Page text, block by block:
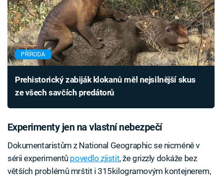
PŘÍRODA
Prehistorický zabiják klokanů měl nejsilnější skus
ze všech savčích predátorů
Experimenty jen na vlastní nebezpečí
Dokumentaristům z National Geographic se nicméně v
sérii experimentů povedlo zjistit, že grizzly dokáže bez
větších problémů mrštit i 315kilogramovým kontejnerem,